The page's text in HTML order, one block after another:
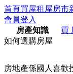
首頁買屋租屋房市
會員登入
房產知識
買
如何選購房屋
房地產係國人喜歡